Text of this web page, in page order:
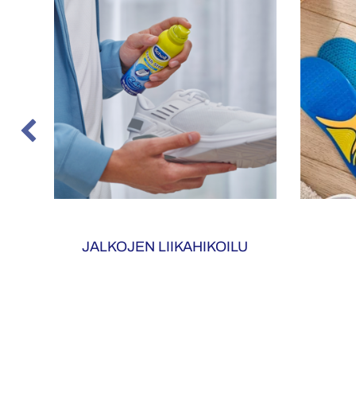
JALKOJEN LIIKAHIKOILU